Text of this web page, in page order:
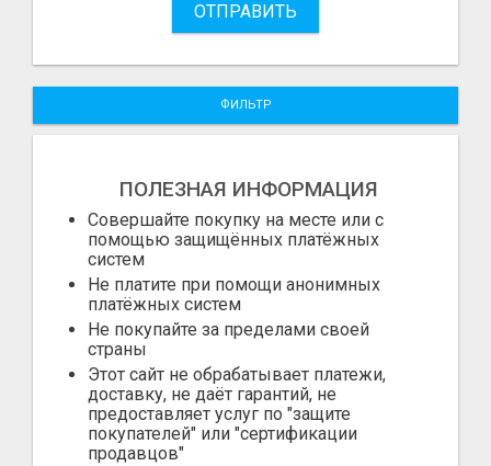
ОТПРАВИТЬ
ФИЛЬТР
ПОЛЕЗНАЯ ИНФОРМАЦИЯ
Совершайте покупку на месте или с
помощью защищённых платёжных
систем
Не платите при помощи анонимных
платёжных систем
Не покупайте за пределами своей
страны
Этот сайт не обрабатывает платежи,
доставку, не даёт гарантий, не
предоставляет услуг по "защите
покупателей" или "сертификации
продавцов"